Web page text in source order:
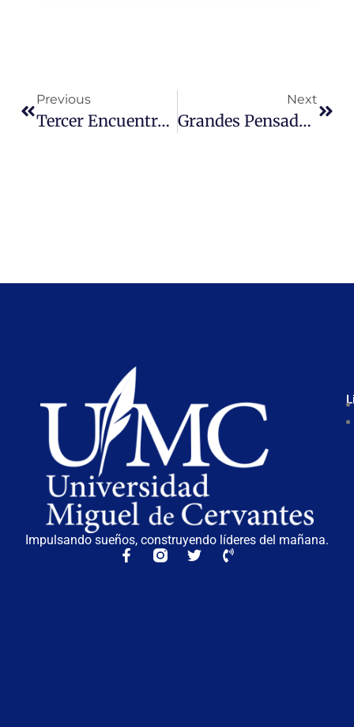
Previous
Tercer Encuentro Por La Vida De Las Mujeres
Next
Grandes Pensadores De La Historia De La Humanidad. Empédocles
Impulsando sueños, construyendo líderes del mañana.